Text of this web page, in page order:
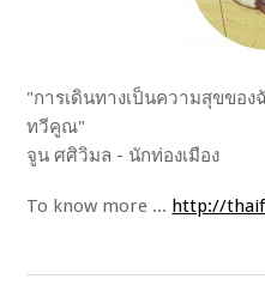
"การเดินทางเป็นความสุขขอ
ทวีคูณ"
จูน ศศิวิมล - นักท่องเมือง
To know more ... http://